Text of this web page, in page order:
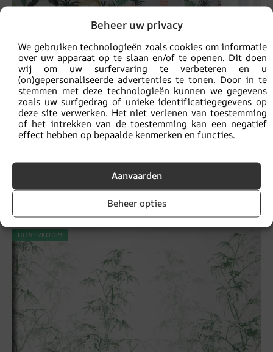
Beheer uw privacy
We gebruiken technologieën zoals cookies om informatie
over uw apparaat op te slaan en/of te openen. Dit doen
wij om uw surfervaring te verbeteren en u
(on)gepersonaliseerde advertenties te tonen. Door in te
stemmen met deze technologieën kunnen we gegevens
zoals uw surfgedrag of unieke identificatiegegevens op
deze site verwerken. Het niet verlenen van toestemming
of het intrekken van de toestemming kan een negatief
effect hebben op bepaalde kenmerken en functies.
Aanvaarden
Beheer opties
Fotobehang Vrolijke Dieren
14.90€
UITVERKOOP!